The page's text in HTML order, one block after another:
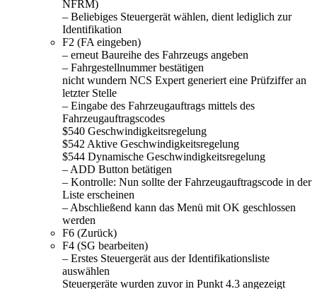
NFRM)
– Beliebiges Steuergerät wählen, dient lediglich zur
Identifikation
F2 (FA eingeben)
– erneut Baureihe des Fahrzeugs angeben
– Fahrgestellnummer bestätigen
nicht wundern NCS Expert generiert eine Prüfziffer an
letzter Stelle
– Eingabe des Fahrzeugauftrags mittels des
Fahrzeugauftragscodes
$540 Geschwindigkeitsregelung
$542 Aktive Geschwindigkeitsregelung
$544 Dynamische Geschwindigkeitsregelung
– ADD Button betätigen
– Kontrolle: Nun sollte der Fahrzeugauftragscode in der
Liste erscheinen
– Abschließend kann das Menü mit OK geschlossen
werden
F6 (Zurück)
F4 (SG bearbeiten)
– Erstes Steuergerät aus der Identifikationsliste
auswählen
Steuergeräte wurden zuvor in Punkt 4.3 angezeigt